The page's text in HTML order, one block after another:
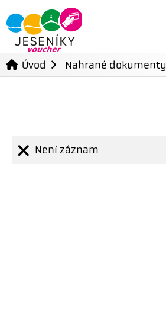
Úvod Nahrané dokumenty
Není záznam